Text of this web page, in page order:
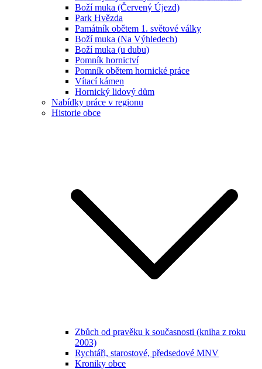
Boží muka (Červený Újezd)
Park Hvězda
Památník obětem 1. světové války
Boží muka (Na Výhledech)
Boží muka (u dubu)
Pomník hornictví
Pomník obětem hornické práce
Vítací kámen
Hornický lidový dům
Nabídky práce v regionu
Historie obce
Zbůch od pravěku k současnosti (kniha z roku
2003)
Rychtáři, starostové, předsedové MNV
Kroniky obce